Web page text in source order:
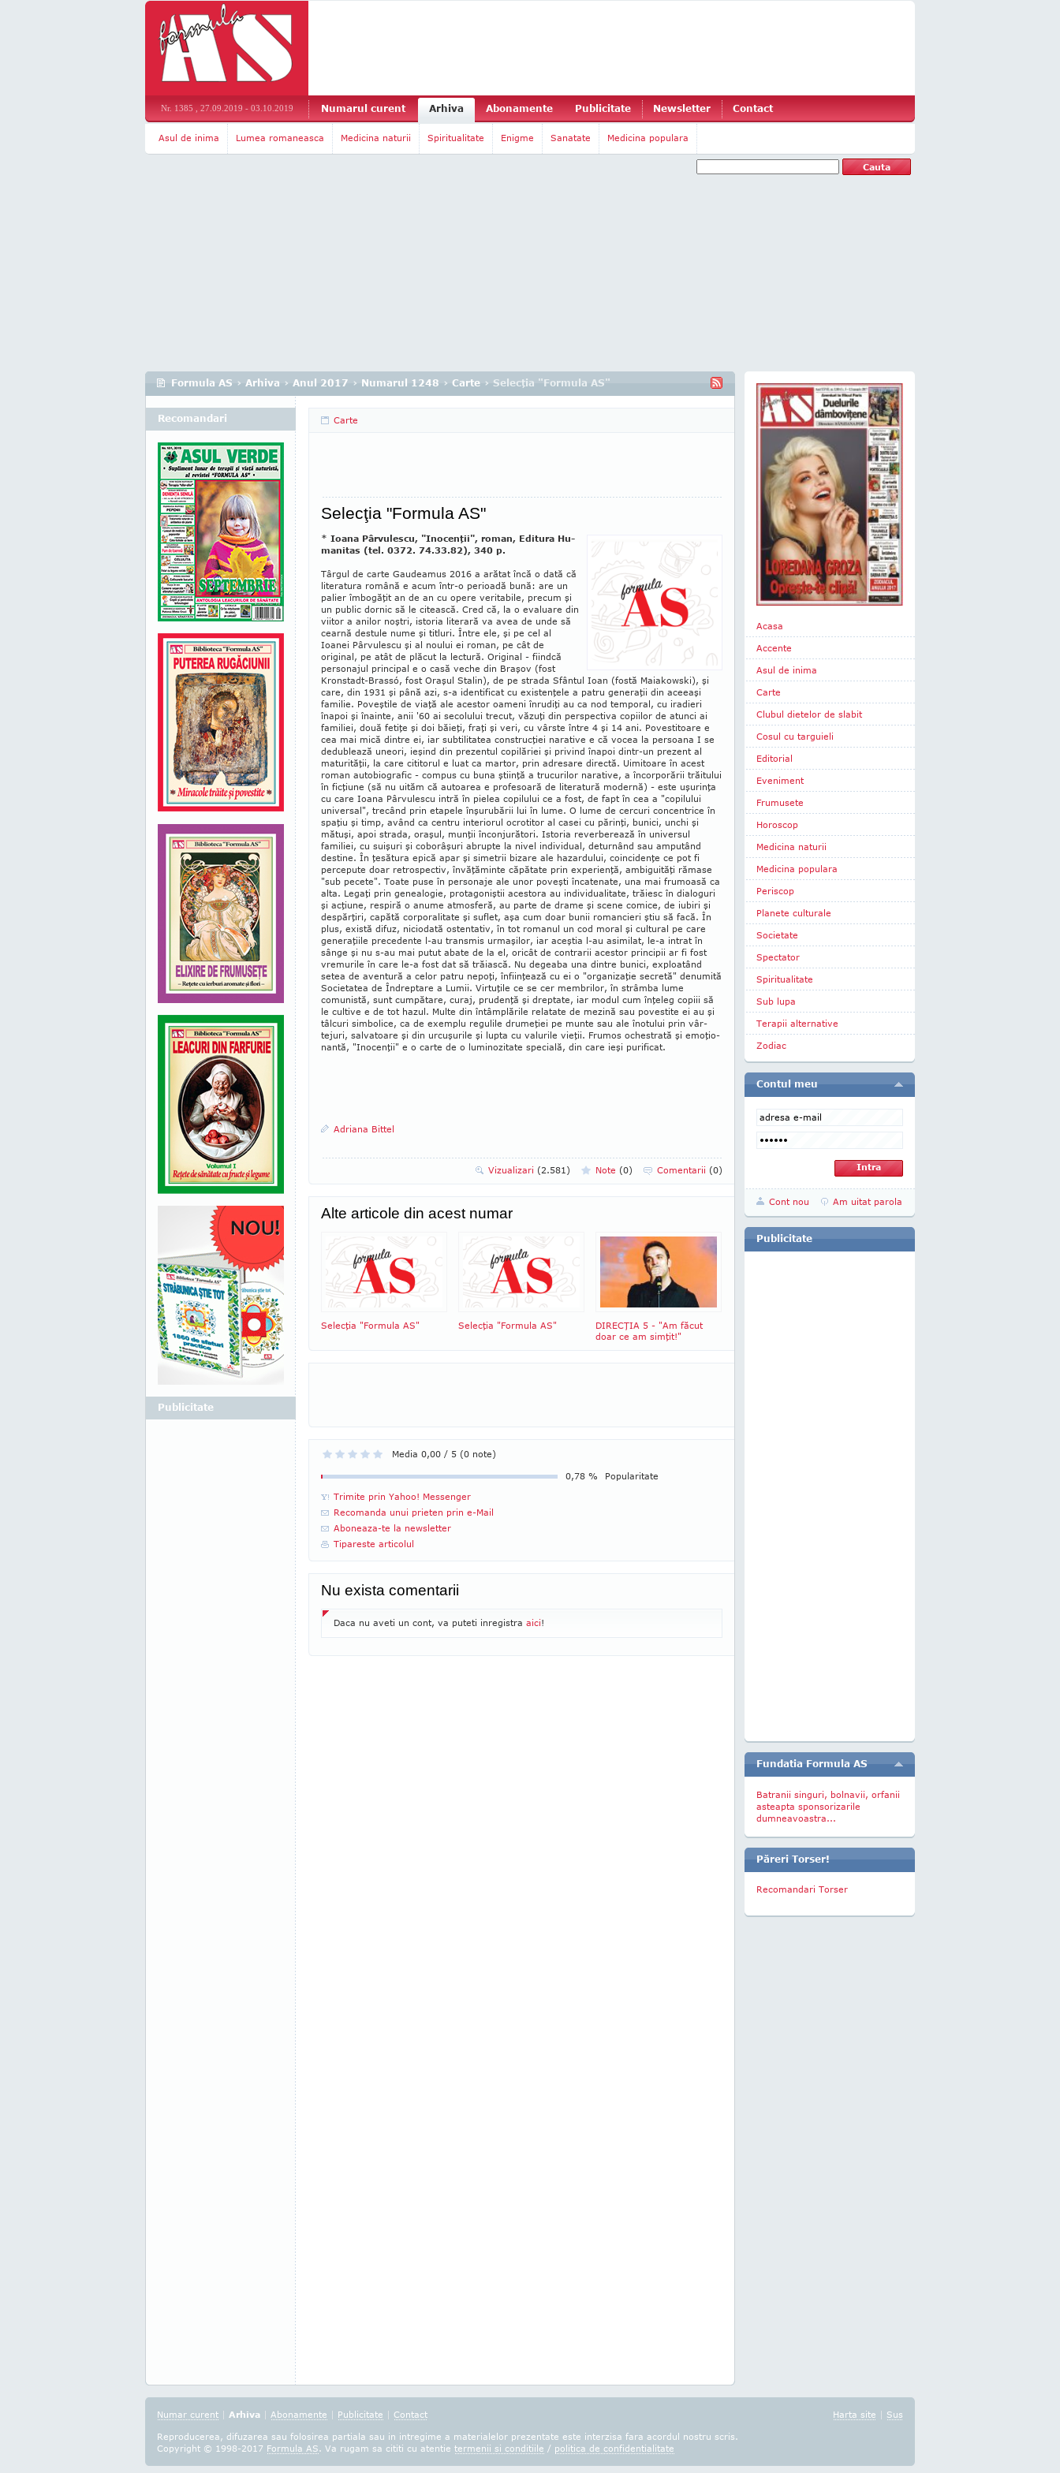
Nr. 1385 , 27.09.2019 - 03.10.2019 Numarul curent Arhiva Abonamente Publicitate Newsletter Contact
Asul de inima Lumea romaneasca Medicina naturii Spiritualitate Enigme Sanatate Medicina populara
Formula AS › Arhiva › Anul 2017 › Numarul 1248 › Carte › Selecţia "Formula AS"
Carte
Selecţia "Formula AS"
* Ioana Pâr­vu­les­cu, "Ino­cen­ţii", ro­man, Edi­tura Hu­
manitas (tel. 0372. 74.33.82), 340 p.
Târ­gul de carte Gau­deamus 2016 a a­rătat încă o dată că
literatura română e acum într-o perioadă bună: are un
palier îmbogăţit an de an cu opere veritabile, precum şi
un public dor­nic să le citească. Cred că, la o evaluare din
vii­tor a anilor noştri, istoria literară va avea de unde să
cearnă destule nume şi titluri. Între ele, şi pe cel al
Ioanei Pârvulescu şi al noului ei ro­man, pe cât de
original, pe atât de plăcut la lec­tură. Original - fiindcă
personajul principal e o casă veche din Braşov (fost
Krons­tadt-Brassó, fost Oraşul Stalin), de pe strada Sfântul Ioan (fostă Ma­ia­kowski), şi
care, din 1931 şi până azi, s-a identificat cu e­xis­tenţele a patru generaţii din a­ceeaşi
familie. Po­veş­tile de viaţă ale acestor oameni înru­diţi au ca nod temporal, cu iradieri
înapoi şi înainte, anii '60 ai secolului trecut, văzuţi din perspectiva copiilor de atunci ai
fa­mi­liei, două fetiţe şi doi băieţi, fraţi şi veri, cu vârste între 4 şi 14 ani. Po­ves­titoare e
cea mai mică dintre ei, iar subtilitatea construcţiei narative e că vocea la persoana I se
de­dublează une­ori, ieşind din prezentul co­pi­lă­riei şi privind înapoi dintr-un prezent al
ma­tu­rităţii, la care cititorul e luat ca martor, prin adre­sare directă. Uimitoare în acest
roman auto­bio­grafic - com­pus cu buna ştiinţă a trucurilor na­ra­tive, a încor­porării trăitului
în ficţiune (să nu ui­tăm că autoarea e profesoară de literatură mo­dernă) - este uşurinţa
cu care Ioana Pârvulescu intră în pie­lea copilului ce a fost, de fapt în cea a "co­pi­lului
universal", trecând prin etapele înşu­rubării lui în lume. O lume de cercuri con­cen­trice în
spaţiu şi timp, având ca centru interiorul ocro­titor al casei cu părinţi, bunici, unchi şi
mătuşi, apoi strada, oraşul, munţii înconjurători. Istoria reverberează în universul
familiei, cu suişuri şi coborâşuri abrupte la nivel individual, deturnând sau amputând
destine. În ţesătura epică apar şi simetrii bizare ale hazardului, co­incidenţe ce pot fi
percepute doar retrospectiv, în­văţăminte căpătate prin experienţă, am­biguităţi rămase
"sub pecete". Toate puse în personaje ale unor poveşti încatenate, una mai frumoasă ca
alta. Legaţi prin genea­lo­gie, protagoniştii acestora au indi­vi­dua­li­tate, trăiesc în dia­loguri
şi acţiune, respiră o anume atmos­fe­ră, au parte de drame şi sce­ne comice, de iu­biri şi
despărţiri, capătă corpo­ralitate şi suflet, aşa cum doar bunii romancieri ştiu să facă. În
plus, există difuz, nicio­dată ostentativ, în tot romanul un cod moral şi cul­tural pe care
gene­raţiile precedente l-au trans­mis urmaşilor, iar aceştia l-au asimilat, le-a intrat în
sânge şi nu s-au mai putut abate de la el, oricât de con­trarii acestor principii ar fi fost
vre­murile în care le-a fost dat să trăiască. Nu degeaba una dintre bu­nici, exploatând
setea de aventură a celor patru nepoţi, în­fiin­ţează cu ei o "organizaţie se­cretă" denumită
Societatea de În­drep­tare a Lumii. Virtuţile ce se cer membrilor, în strâmba lume
comunistă, sunt cumpătare, cu­raj, prudenţă şi dreptate, iar modul cum înţeleg co­piii să
le cultive e de tot hazul. Multe din în­tâmplările relatate de mezină sau povestite ei au şi
tâlcuri simbolice, ca de exemplu regulile dru­meţiei pe munte sau ale înotului prin vâr­
tejuri, salvatoare şi din urcuşurile şi lupta cu valurile vieţii. Frumos ochestrată şi emo­ţio­
nantă, "Ino­cen­ţii" e o carte de o lu­mi­nozitate spe­cială, din care ieşi purificat.
Adriana Bittel
Vizualizari (2.581) Note (0) Comentarii (0)
Alte articole din acest numar
Selecţia "Formula AS" Selecţia "Formula AS"
DIRECŢIA 5 - "Am făcut
doar ce am simţit!"
Media 0,00 / 5 (0 note)
Popularitate
0,78 %
Trimite prin Yahoo! Messenger
Recomanda unui prieten prin e-Mail
Aboneaza-te la newsletter
Tipareste articolul
Nu exista comentarii
Daca nu aveti un cont, va puteti inregistra aici!
Recomandari
Publicitate
Acasa
Accente
Asul de inima
Carte
Clubul dietelor de slabit
Cosul cu targuieli
Editorial
Eveniment
Frumusete
Horoscop
Medicina naturii
Medicina populara
Periscop
Planete culturale
Societate
Spectator
Spiritualitate
Sub lupa
Terapii alternative
Zodiac
Contul meu
Cont nou Am uitat parola
Publicitate
Fundatia Formula AS
Batranii singuri, bolnavii, orfanii
asteapta sponsorizarile
dumneavoastra...
Păreri Torser!
Recomandari Torser
Harta site | Sus
Numar curent | Arhiva | Abonamente | Publicitate | Contact
Reproducerea, difuzarea sau folosirea partiala sau in intregime a materialelor prezentate este interzisa fara acordul nostru scris.
Copyright © 1998-2017 Formula AS. Va rugam sa cititi cu atentie termenii si conditiile / politica de confidentialitate